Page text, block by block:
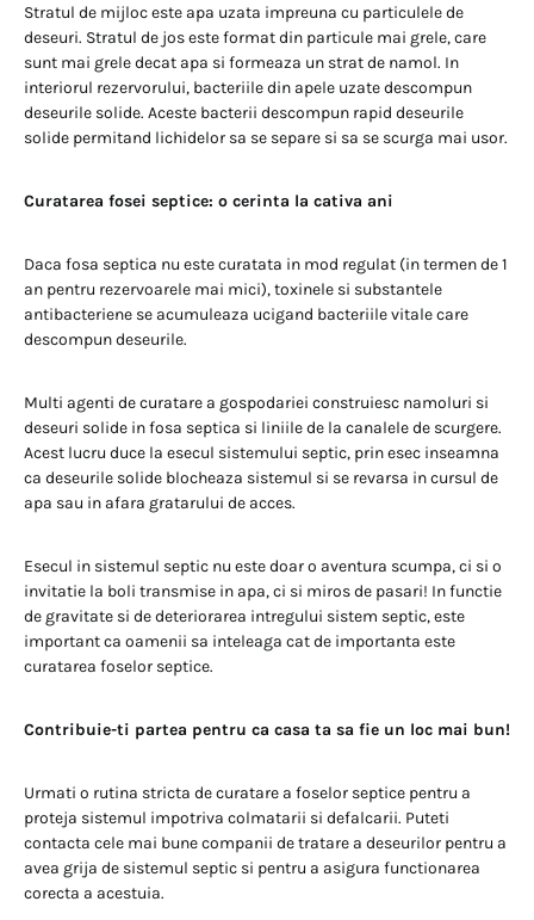
Stratul de mijloc este apa uzata impreuna cu particulele de
deseuri. Stratul de jos este format din particule mai grele, care
sunt mai grele decat apa si formeaza un strat de namol. In
interiorul rezervorului, bacteriile din apele uzate descompun
deseurile solide. Aceste bacterii descompun rapid deseurile
solide permitand lichidelor sa se separe si sa se scurga mai usor.
Curatarea fosei septice: o cerinta la cativa ani
Daca fosa septica nu este curatata in mod regulat (in termen de 1
an pentru rezervoarele mai mici), toxinele si substantele
antibacteriene se acumuleaza ucigand bacteriile vitale care
descompun deseurile.
Multi agenti de curatare a gospodariei construiesc namoluri si
deseuri solide in fosa septica si liniile de la canalele de scurgere.
Acest lucru duce la esecul sistemului septic, prin esec inseamna
ca deseurile solide blocheaza sistemul si se revarsa in cursul de
apa sau in afara gratarului de acces.
Esecul in sistemul septic nu este doar o aventura scumpa, ci si o
invitatie la boli transmise in apa, ci si miros de pasari! In functie
de gravitate si de deteriorarea intregului sistem septic, este
important ca oamenii sa inteleaga cat de importanta este
curatarea foselor septice.
Contribuie-ti partea pentru ca casa ta sa fie un loc mai bun!
Urmati o rutina stricta de curatare a foselor septice pentru a
proteja sistemul impotriva colmatarii si defalcarii. Puteti
contacta cele mai bune companii de tratare a deseurilor pentru a
avea grija de sistemul septic si pentru a asigura functionarea
corecta a acestuia.